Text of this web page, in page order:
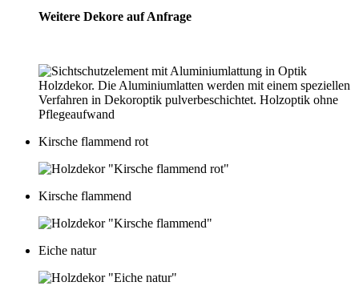
Weitere Dekore auf Anfrage
Kirsche flammend rot
Kirsche flammend
Eiche natur